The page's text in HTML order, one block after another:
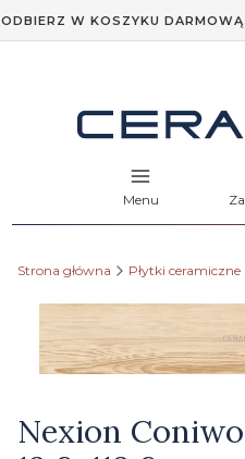
ODBIERZ W KOSZYKU
Menu
Strona główna Płytki ceramiczne
Nexion